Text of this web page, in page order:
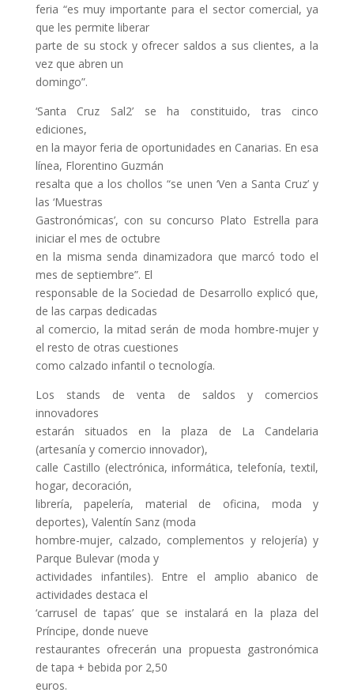
feria “es muy importante para el sector comercial, ya
que les permite liberar
parte de su stock y ofrecer saldos a sus clientes, a la
vez que abren un
domingo”.
‘Santa Cruz Sal2’ se ha constituido, tras cinco
ediciones,
en la mayor feria de oportunidades en Canarias. En esa
línea, Florentino Guzmán
resalta que a los chollos “se unen ‘Ven a Santa Cruz’ y
las ‘Muestras
Gastronómicas’, con su concurso Plato Estrella para
iniciar el mes de octubre
en la misma senda dinamizadora que marcó todo el
mes de septiembre”. El
responsable de la Sociedad de Desarrollo explicó que,
de las carpas dedicadas
al comercio, la mitad serán de moda hombre-mujer y
el resto de otras cuestiones
como calzado infantil o tecnología.
Los stands de venta de saldos y comercios
innovadores
estarán situados en la plaza de La Candelaria
(artesanía y comercio innovador),
calle Castillo (electrónica, informática, telefonía, textil,
hogar, decoración,
librería, papelería, material de oficina, moda y
deportes), Valentín Sanz (moda
hombre-mujer, calzado, complementos y relojería) y
Parque Bulevar (moda y
actividades infantiles). Entre el amplio abanico de
actividades destaca el
‘carrusel de tapas’ que se instalará en la plaza del
Príncipe, donde nueve
restaurantes ofrecerán una propuesta gastronómica
de tapa + bebida por 2,50
euros.